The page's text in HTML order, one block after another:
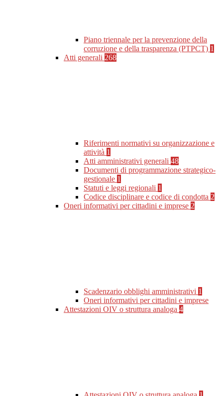
Piano triennale per la prevenzione della
corruzione e della trasparenza (PTPCT) 1
Atti generali 268
Riferimenti normativi su organizzazione e
attività 1
Atti amministrativi generali 48
Documenti di programmazione strategico-
gestionale 1
Statuti e leggi regionali 1
Codice disciplinare e codice di condotta 2
Oneri informativi per cittadini e imprese 2
Scadenzario obblighi amministrativi 1
Oneri informativi per cittadini e imprese
Attestazioni OIV o struttura analoga 4